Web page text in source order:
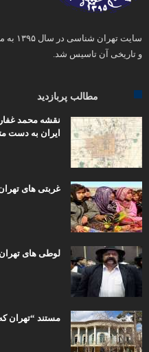
سایت
و تاریخی آن تاسیس شد.
مطالب پربازدید
ایران به دست
غربتی های
لوطی های تهران
مستند “تهران